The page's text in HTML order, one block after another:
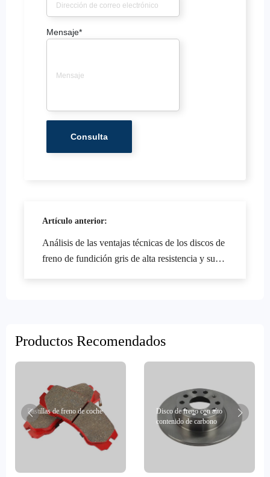
Mensaje*
Artículo anterior:
Análisis de las ventajas técnicas de los discos de
freno de fundición gris de alta resistencia y su
Productos Recomendados
Pastillas de freno de coche
Disco de freno con alto
contenido de carbono